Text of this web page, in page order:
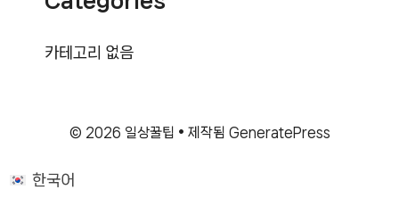
카테고리 없음
© 2026 일상꿀팁 • 제작됨 GeneratePress
한국어